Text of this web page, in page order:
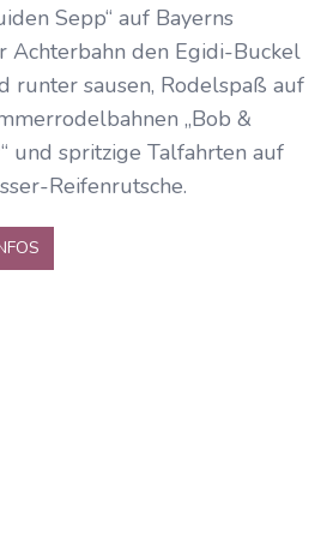
Sepp“ auf Bayerns
Achterbahn den Egidi-Buckel
runter sausen, Rodelspaß auf
„Bob &
und spritzige Talfahrten auf
Reifenrutsche.